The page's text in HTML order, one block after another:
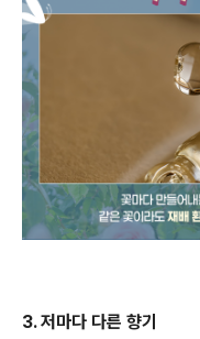
3. 저마다 다른 향기